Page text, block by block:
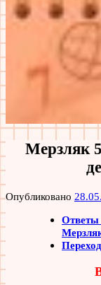
Мерзляк
Опубликовано
Ответы